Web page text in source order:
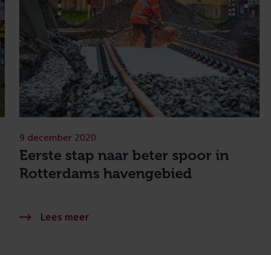
Eerste stap naar beter spoor in
Rotterdams havengebied
9 december 2020